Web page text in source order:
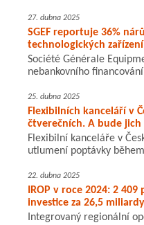
27. dubna 2025
SGEF reportuje 36%
technologických zařízení
Société Générale
nebankovního
25. dubna 2025
Flexibilních kanceláří v
čtverečních. A bude jich
Flexibilní kanceláře v
utlumení poptávky
22. dubna 2025
IROP v roce 2024: 2
investice za 26,5
Integrovaný regionální